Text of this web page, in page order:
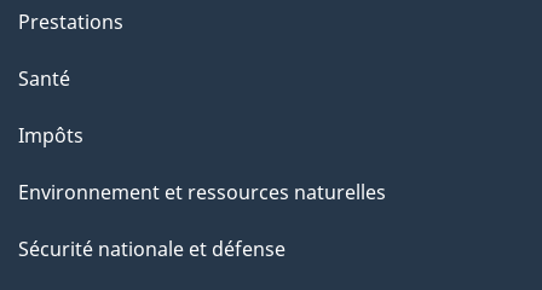
"
Prestations
Santé
Impôts
Environnement et ressources naturelles
Sécurité nationale et défense